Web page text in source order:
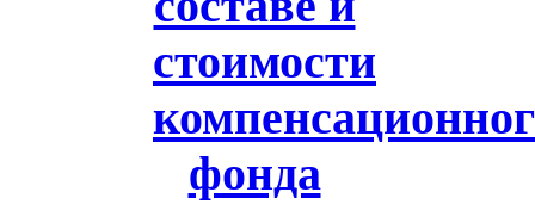
стоимости
фонда